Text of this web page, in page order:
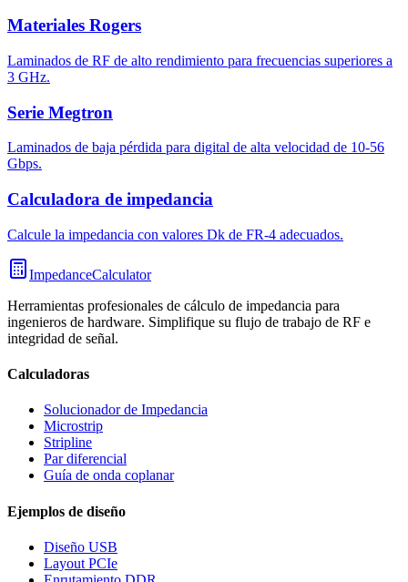
Materiales Rogers
Laminados de RF de alto rendimiento para frecuencias superiores a
3 GHz.
Serie Megtron
Laminados de baja pérdida para digital de alta velocidad de 10-56
Gbps.
Calculadora de impedancia
Calcule la impedancia con valores Dk de FR-4 adecuados.
ImpedanceCalculator
Herramientas profesionales de cálculo de impedancia para
ingenieros de hardware. Simplifique su flujo de trabajo de RF e
integridad de señal.
Calculadoras
Solucionador de Impedancia
Microstrip
Stripline
Par diferencial
Guía de onda coplanar
Ejemplos de diseño
Diseño USB
Layout PCIe